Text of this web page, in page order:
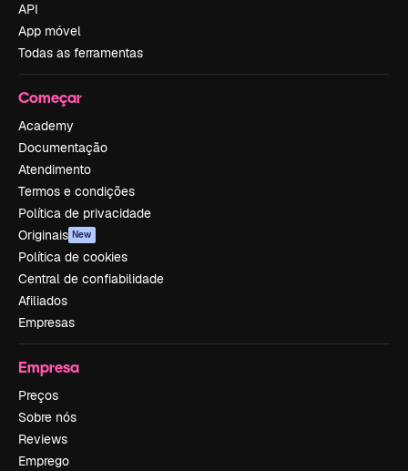
API
App móvel
Todas as ferramentas
Começar
Academy
Documentação
Atendimento
Termos e condições
Política de privacidade
Originais New
Política de cookies
Central de confiabilidade
Afiliados
Empresas
Empresa
Preços
Sobre nós
Reviews
Emprego